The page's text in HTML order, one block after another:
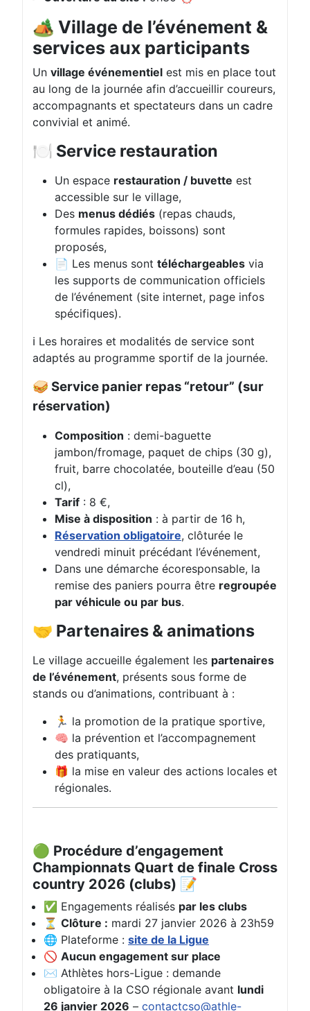
🏕️ Village de l’événement &
services aux participants
Un village événementiel est mis en place tout
au long de la journée afin d’accueillir coureurs,
accompagnants et spectateurs dans un cadre
convivial et animé.
🍽️ Service restauration
Un espace restauration / buvette est
accessible sur le village,
Des menus dédiés (repas chauds,
formules rapides, boissons) sont
proposés,
📄 Les menus sont téléchargeables via
les supports de communication officiels
de l’événement (site internet, page infos
spécifiques).
ℹ️ Les horaires et modalités de service sont
adaptés au programme sportif de la journée.
🥪 Service panier repas “retour” (sur
réservation)
Composition : demi-baguette
jambon/fromage, paquet de chips (30 g),
fruit, barre chocolatée, bouteille d’eau (50
cl),
Tarif : 8 €,
Mise à disposition : à partir de 16 h,
Réservation obligatoire, clôturée le
vendredi minuit précédant l’événement,
Dans une démarche écoresponsable, la
remise des paniers pourra être regroupée
par véhicule ou par bus.
🤝 Partenaires & animations
Le village accueille également les partenaires
de l’événement, présents sous forme de
stands ou d’animations, contribuant à :
🏃 la promotion de la pratique sportive,
🧠 la prévention et l’accompagnement
des pratiquants,
🎁 la mise en valeur des actions locales et
régionales.
🟢 Procédure d’engagement
Championnats Quart de finale Cross
country 2026 (clubs) 📝
✅ Engagements réalisés par les clubs
⏳ Clôture : mardi 27 janvier 2026 à 23h59
🌐 Plateforme : site de la Ligue
🚫 Aucun engagement sur place
✉️ Athlètes hors-Ligue : demande
obligatoire à la CSO régionale avant lundi
26 janvier 2026 – contactcso@athle-